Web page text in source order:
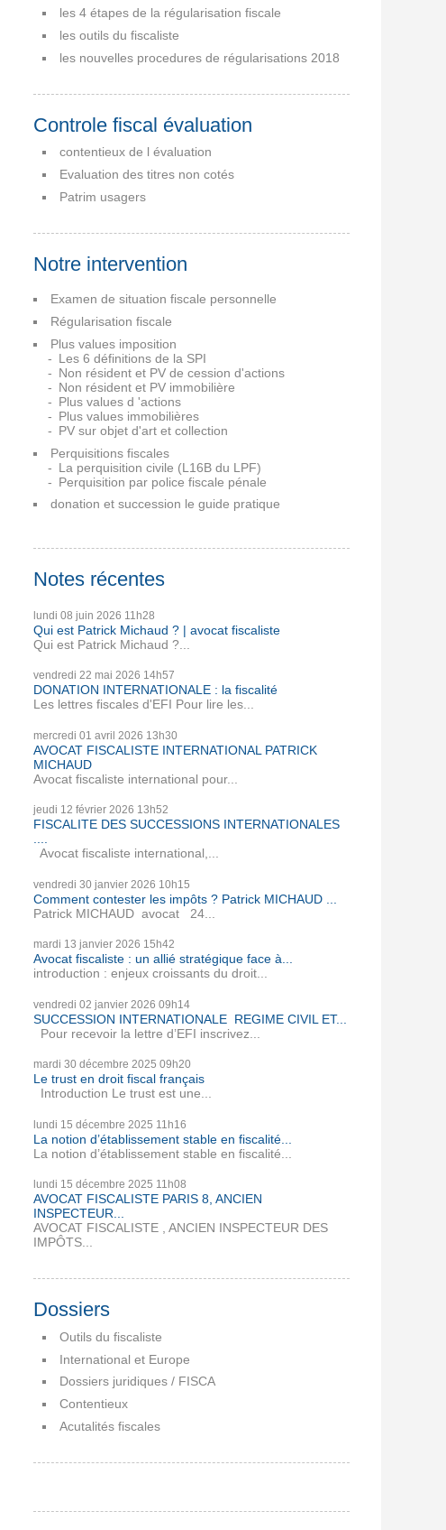
les 4 étapes de la régularisation fiscale
les outils du fiscaliste
les nouvelles procedures de régularisations 2018
Controle fiscal évaluation
contentieux de l évaluation
Evaluation des titres non cotés
Patrim usagers
Notre intervention
Examen de situation fiscale personnelle
Régularisation fiscale
Plus values imposition
Les 6 définitions de la SPI
Non résident et PV de cession d'actions
Non résident et PV immobilière
Plus values d 'actions
Plus values immobilières
PV sur objet d'art et collection
Perquisitions fiscales
La perquisition civile (L16B du LPF)
Perquisition par police fiscale pénale
donation et succession le guide pratique
Notes récentes
lundi 08 juin 2026 11h28
Qui est Patrick Michaud ? | avocat fiscaliste
Qui est Patrick Michaud ?...
vendredi 22 mai 2026 14h57
DONATION INTERNATIONALE : la fiscalité
Les lettres fiscales d'EFI Pour lire les...
mercredi 01 avril 2026 13h30
AVOCAT FISCALISTE INTERNATIONAL PATRICK
MICHAUD
Avocat fiscaliste international pour...
jeudi 12 février 2026 13h52
FISCALITE DES SUCCESSIONS INTERNATIONALES
Avocat fiscaliste international,...
vendredi 30 janvier 2026 10h15
Comment contester les impôts ? Patrick MICHAUD ...
Patrick MICHAUD avocat 24...
mardi 13 janvier 2026 15h42
Avocat fiscaliste : un allié stratégique face à...
introduction : enjeux croissants du droit...
vendredi 02 janvier 2026 09h14
SUCCESSION INTERNATIONALE REGIME CIVIL ET...
Pour recevoir la lettre d’EFI inscrivez...
mardi 30 décembre 2025 09h20
Le trust en droit fiscal français
Introduction Le trust est une...
lundi 15 décembre 2025 11h16
La notion d’établissement stable en fiscalité...
La notion d’établissement stable en fiscalité...
lundi 15 décembre 2025 11h08
AVOCAT FISCALISTE PARIS 8, ANCIEN
INSPECTEUR...
AVOCAT FISCALISTE , ANCIEN INSPECTEUR DES
IMPÔTS...
Dossiers
Outils du fiscaliste
International et Europe
Dossiers juridiques / FISCA
Contentieux
Acutalités fiscales